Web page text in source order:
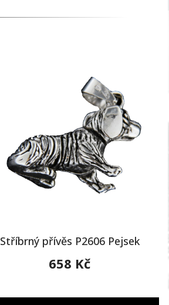
Stříbrný přívěs P2606 Pejsek
658 Kč